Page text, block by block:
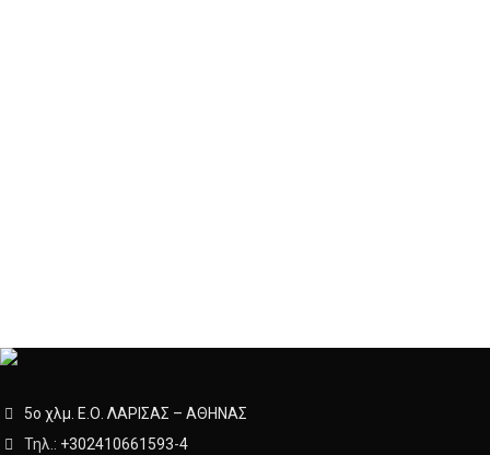
5ο χλμ. Ε.Ο. ΛΑΡΙΣΑΣ – ΑΘΗΝΑΣ
Τηλ.: +302410661593-4